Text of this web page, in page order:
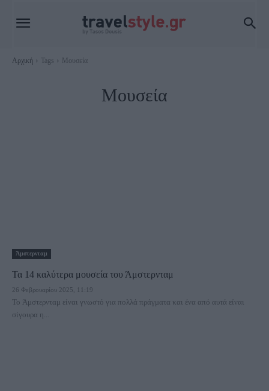
Αρχική Tags Μουσεία
Μουσεία
Άμστερνταμ
Τα 14 καλύτερα μουσεία του Άμστερνταμ
26 Φεβρουαρίου 2025, 11:19
Το Άμστερνταμ είναι γνωστό για πολλά πράγματα και ένα από αυτά είναι
σίγουρα η...